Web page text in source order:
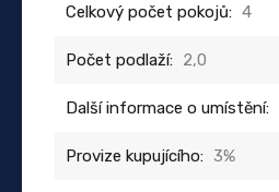
Celkový počet pokojů: 4
Počet podlaží: 2,0
Další informace o umístění:
Provize kupujícího: 3%